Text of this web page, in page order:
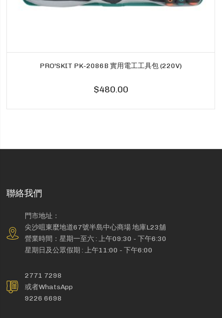
PRO'SKIT PK-2086B 實用電工工具包 (220V)
$480.00
聯絡我們
門市地址：
尖沙咀東麼地道67號半島中心商場 地庫L23舖
營業時間：星期一至六 : 上午09:30 - 下午6:30
星期日及公眾假期 : 上午11:00 - 下午6:00
2771 7298
或者WhatsApp
9226 6698